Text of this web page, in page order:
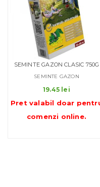
SEMINTE GAZON CLASIC 750G
SEMINTE GAZON
19.45 lei
Pret valabil doar
comenzi online.